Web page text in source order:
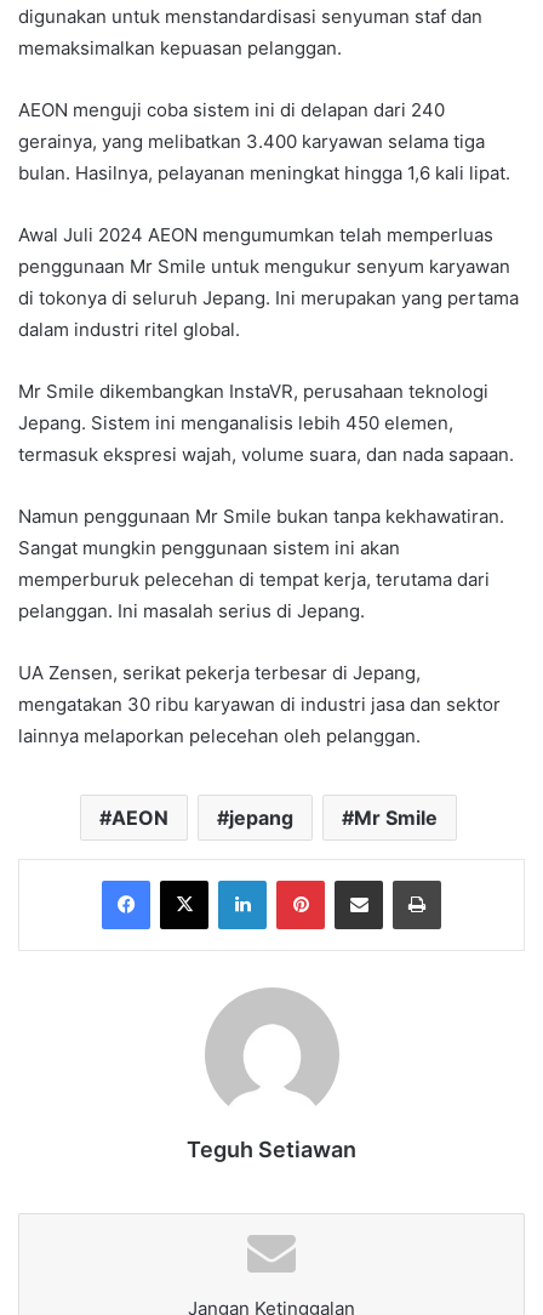
digunakan untuk menstandardisasi senyuman staf dan
memaksimalkan kepuasan pelanggan.
AEON menguji coba sistem ini di delapan dari 240
gerainya, yang melibatkan 3.400 karyawan selama tiga
bulan. Hasilnya, pelayanan meningkat hingga 1,6 kali lipat.
Awal Juli 2024 AEON mengumumkan telah memperluas
penggunaan Mr Smile untuk mengukur senyum karyawan
di tokonya di seluruh Jepang. Ini merupakan yang pertama
dalam industri ritel global.
Mr Smile dikembangkan InstaVR, perusahaan teknologi
Jepang. Sistem ini menganalisis lebih 450 elemen,
termasuk ekspresi wajah, volume suara, dan nada sapaan.
Namun penggunaan Mr Smile bukan tanpa kekhawatiran.
Sangat mungkin penggunaan sistem ini akan
memperburuk pelecehan di tempat kerja, terutama dari
pelanggan. Ini masalah serius di Jepang.
UA Zensen, serikat pekerja terbesar di Jepang,
mengatakan 30 ribu karyawan di industri jasa dan sektor
lainnya melaporkan pelecehan oleh pelanggan.
AEON jepang Mr Smile
Facebook
X LinkedInPinterestShare via Email Print
Teguh Setiawan
Jangan Ketinggalan